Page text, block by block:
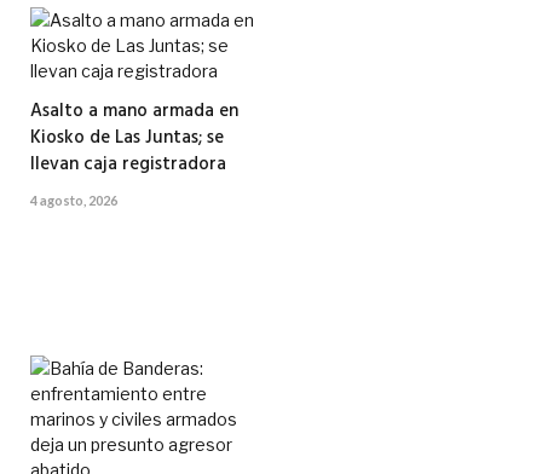
Asalto a mano armada en
Kiosko de Las Juntas; se
llevan caja registradora
4 agosto, 2026